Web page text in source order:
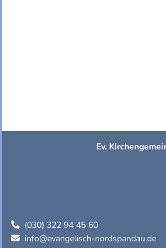
Ev.
 (030) 322 94 45 60
 info@evangelisch-nordspandau.de